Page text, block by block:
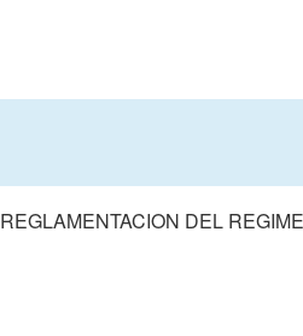
REGLAMENTACION DEL